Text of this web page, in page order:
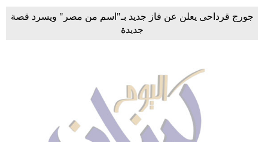
جورج قرداحى يعلن عن فاز جديد بـ"اسم من مصر" ويسرد قصة
جديدة